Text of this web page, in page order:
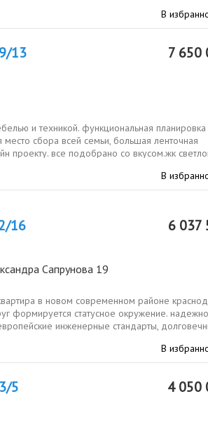
В
13 7 650
и техникой. функциональная
место сбора всей семьи, большая ленточная
проекту. все подобрано со вкусом.жк
В
16 6 037
Сапрунова 19
в новом современном районе
формируется статусное окружение.
инженерные стандарты,
В
5 4 050